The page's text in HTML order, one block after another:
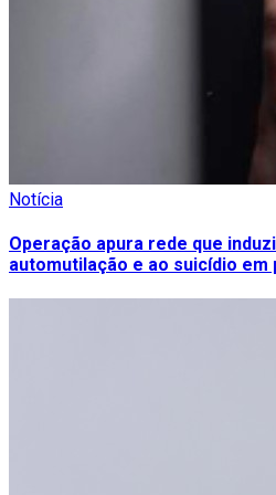
Notícia
Operação apura rede que
automutilação e ao suicídio